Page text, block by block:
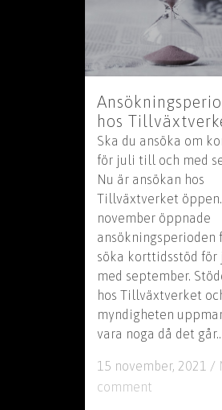
hos
Ska du ansöka om
för juli till och med
Nu är ansökan hos
Tillväxtverket
november öppnade
ansökningsperioden
söka korttidsstöd
med september.
hos Tillväxtverket
myndigheten
vara noga då det
15 november, 2021 /
comment